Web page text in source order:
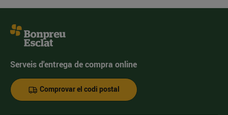
Serveis d'entrega de compra online
Comprovar el codi postal